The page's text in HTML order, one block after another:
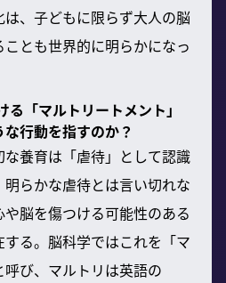
、子どもに限らず大人の脳
とも世界的に明らかになっ
「マルトリートメント」
行動を指すのか？
養育は「虐待」として認識
らかな虐待とは言い切れな
脳を傷つける可能性のある
る。脳科学ではこれを「マ
び、マルトリは英語の